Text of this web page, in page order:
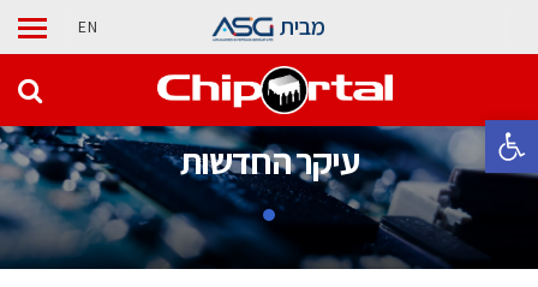
פתח סרגל נגישות
מבית EN
עיקר החדשות